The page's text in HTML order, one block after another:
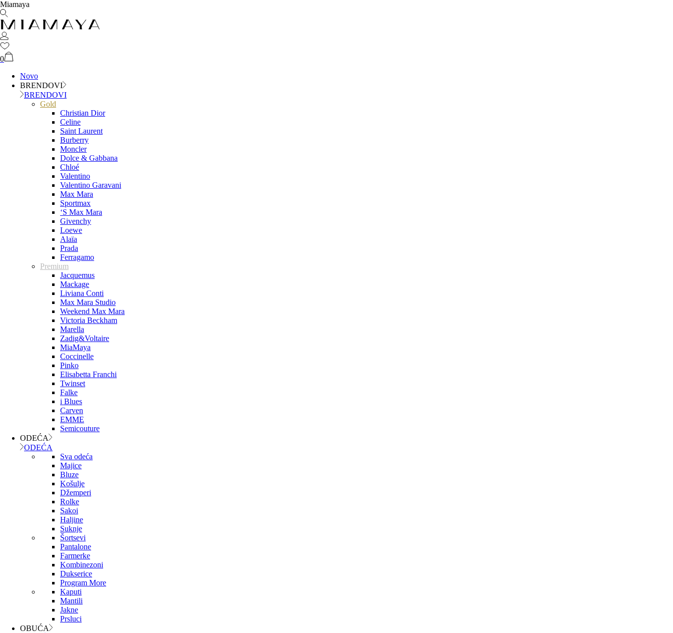
Miamaya
0
Novo
BRENDOVI
BRENDOVI
Gold
Christian Dior
Celine
Saint Laurent
Burberry
Moncler
Dolce & Gabbana
Chloé
Valentino
Valentino Garavani
Max Mara
Sportmax
‘S Max Mara
Givenchy
Loewe
Alaïa
Prada
Ferragamo
Premium
Jacquemus
Mackage
Liviana Conti
Max Mara Studio
Weekend Max Mara
Victoria Beckham
Marella
Zadig&Voltaire
MiaMaya
Coccinelle
Pinko
Elisabetta Franchi
Twinset
Falke
i Blues
Carven
EMME
Semicouture
ODEĆA
ODEĆA
Sva odeća
Majice
Bluze
Košulje
Džemperi
Rolke
Sakoi
Haljine
Suknje
Šortsevi
Pantalone
Farmerke
Kombinezoni
Dukserice
Program More
Kaputi
Mantili
Jakne
Prsluci
OBUĆA